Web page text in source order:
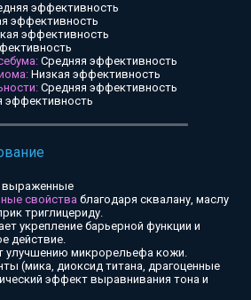
эффективность
эффективность
эффективность
Средняя эффективность
Низкая эффективность
Средняя эффективность
эффективность
выраженные
свойства благодаря сквалану, маслу
триглицериду.
укрепление барьерной функции и
действие.
улучшению микрорельефа кожи.
(мика, диоксид титана, драгоценные
эффект выравнивания тона и